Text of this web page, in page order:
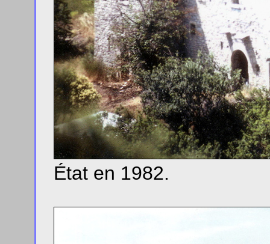
État en 1982.